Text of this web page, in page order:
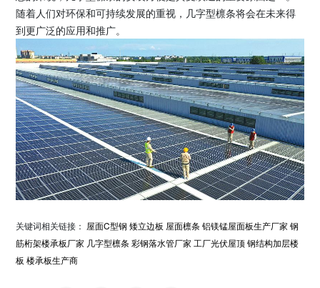
随着人们对环保和可持续发展的重视，几字型檩条将会在未来得
到更广泛的应用和推广。
关键词相关链接： 屋面C型钢 矮立边板 屋面檩条 铝镁锰屋面板生产厂家 钢
筋桁架楼承板厂家 几字型檩条 彩钢落水管厂家 工厂光伏屋顶 钢结构加层楼
板 楼承板生产商